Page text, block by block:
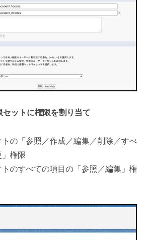
セットに権限を割り当て
トの「参照／作成／編集／削除／すべ
権限
トのすべての項目の「参照／編集」権